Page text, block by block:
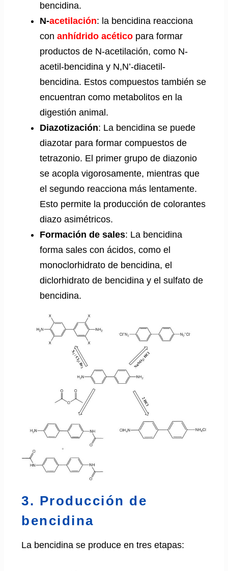
bencidina.
N-acetilación: la bencidina reacciona
con anhídrido acético para formar
productos de N-acetilación, como N-
acetil-bencidina y N,N’-diacetil-
bencidina. Estos compuestos también se
encuentran como metabolitos en la
digestión animal.
Diazotización: La bencidina se puede
diazotar para formar compuestos de
tetrazonio. El primer grupo de diazonio
se acopla vigorosamente, mientras que
el segundo reacciona más lentamente.
Esto permite la producción de colorantes
diazo asimétricos.
Formación de sales: La bencidina
forma sales con ácidos, como el
monoclorhidrato de bencidina, el
diclorhidrato de bencidina y el sulfato de
bencidina.
3. Producción de
bencidina
La bencidina se produce en tres etapas: